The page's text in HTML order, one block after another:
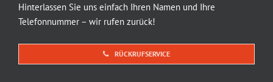
Hinterlassen Sie uns einfach Ihren Namen und Ihre
Telefonnummer – wir rufen zurück!
RÜCKRUFSERVICE